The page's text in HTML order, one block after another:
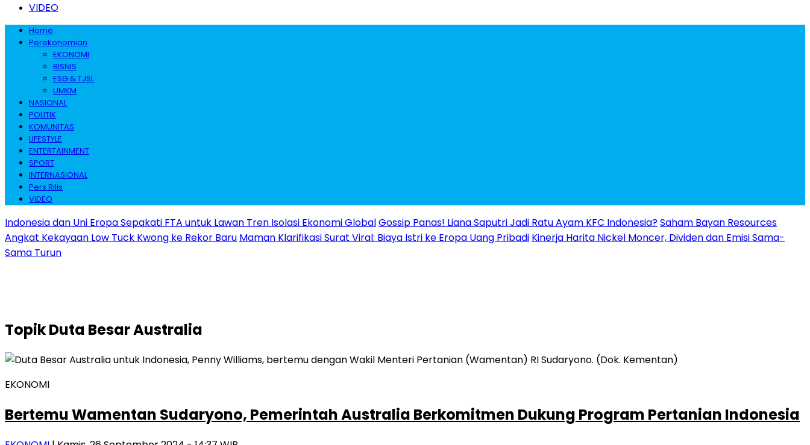
VIDEO
Home
Perekonomian
EKONOMI
BISNIS
ESG & TJSL
UMKM
NASIONAL
POLITIK
KOMUNITAS
LIFESTYLE
ENTERTAINMENT
SPORT
INTERNASIONAL
Pers Rilis
VIDEO
Indonesia dan Uni Eropa Sepakati FTA untuk Lawan Tren Isolasi Ekonomi GlobalGossip Panas! Liana Saputri Jadi Ratu Ayam KFC Indonesia?Saham Bayan Resources
Angkat Kekayaan Low Tuck Kwong ke Rekor Baru Maman Klarifikasi Surat Viral: Biaya Istri ke Eropa Uang Pribadi Kinerja Harita Nickel Moncer, Dividen dan Emisi Sama-
Sama Turun
TopikDuta Besar Australia
EKONOMI
Bertemu Wamentan Sudaryono, Pemerintah Australia Berkomitmen Dukung Program Pertanian Indonesia